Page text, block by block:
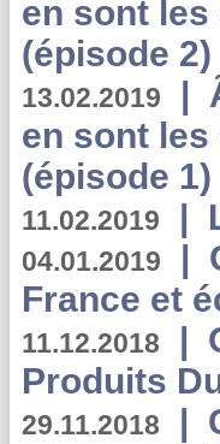
en sont
(épisode 2)
13.02.2019 |
en sont
(épisode 1)
11.02.2019 |
04.01.2019 |
France et
11.12.2018 |
Produits
29.11.2018 |